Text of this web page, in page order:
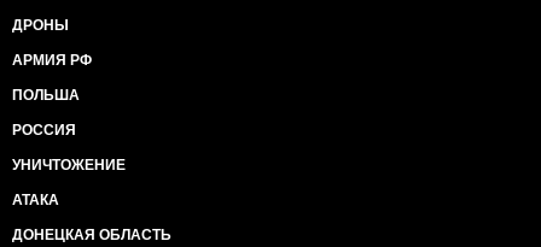
ДРОНЫ
АРМИЯ РФ
ПОЛЬША
РОССИЯ
УНИЧТОЖЕНИЕ
АТАКА
ДОНЕЦКАЯ ОБЛАСТЬ